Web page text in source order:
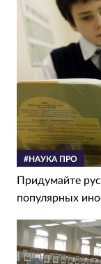
#НАУКА ПРО
Придумайте
популярных